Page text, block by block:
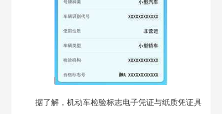
据了解，机动车检验标志电子凭证与纸质凭证具